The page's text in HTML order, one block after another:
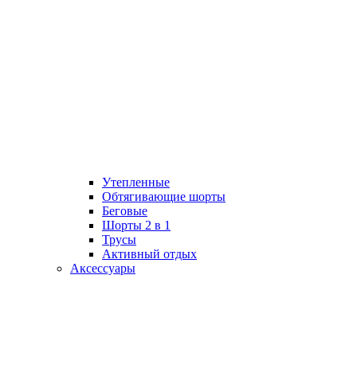
Утепленные
Обтягивающие шорты
Беговые
Шорты 2 в 1
Трусы
Активный отдых
Аксессуары